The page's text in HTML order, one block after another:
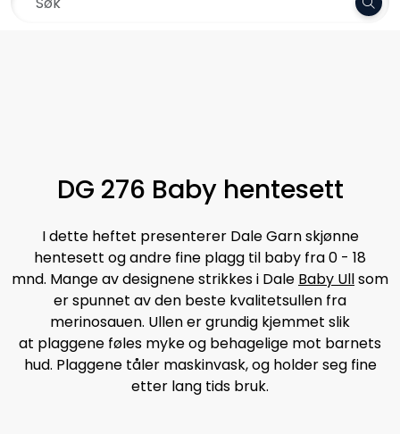
Skip to main content
DG 276 Baby hentesett
I dette heftet presenterer Dale Garn skjønne
hentesett og andre fine plagg til baby fra 0 - 18
mnd. Mange av designene strikkes i Dale Baby Ullsom
er spunnet av den beste kvalitetsullen fra
merinosauen. Ullen er grundig kjemmet slik
at plaggene føles myke og behagelige mot barnets
hud. Plaggene tåler maskinvask, og holder seg fine
etter lang tids bruk.
Gavekort
Outlet